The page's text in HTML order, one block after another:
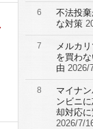
6
不法投
な対策
7
メルカ
を買わ
由 2026/
8
マイナ
ンビニ
却対応
2026/7/